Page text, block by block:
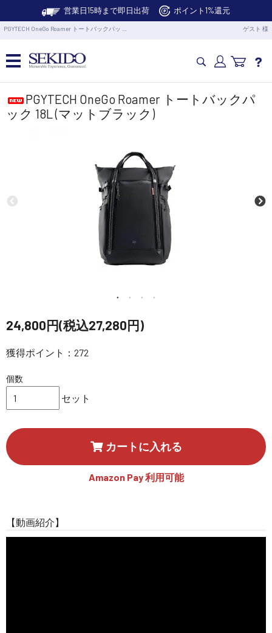
営業日15時まで即日出荷 ポイント1%還元
PGYTECH OneGo Roamer トートバックパッ … ゲスト 様
カメラドローン・生活家電
業務用ドローン・業務関連製品
水中ドローン(ROV)・水中スクーター
定期配信!
サポート・Q&A / 法人・学生のお客様
SEKIDO
PGYTECH OneGo Roamer トートバックパ
ック 18L (マットブラック)
24,800円(税込27,280円)
獲得ポイント：272
個数
セット
カートに入れる
Amazon Pay 利用可能
【動画紹介】